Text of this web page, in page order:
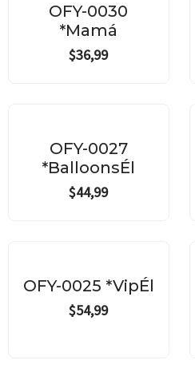
OFY-0030
*Mamá
$36,99
OFY-0027
*BalloonsÉl
$44,99
OFY-0025 *VipÉl
$54,99